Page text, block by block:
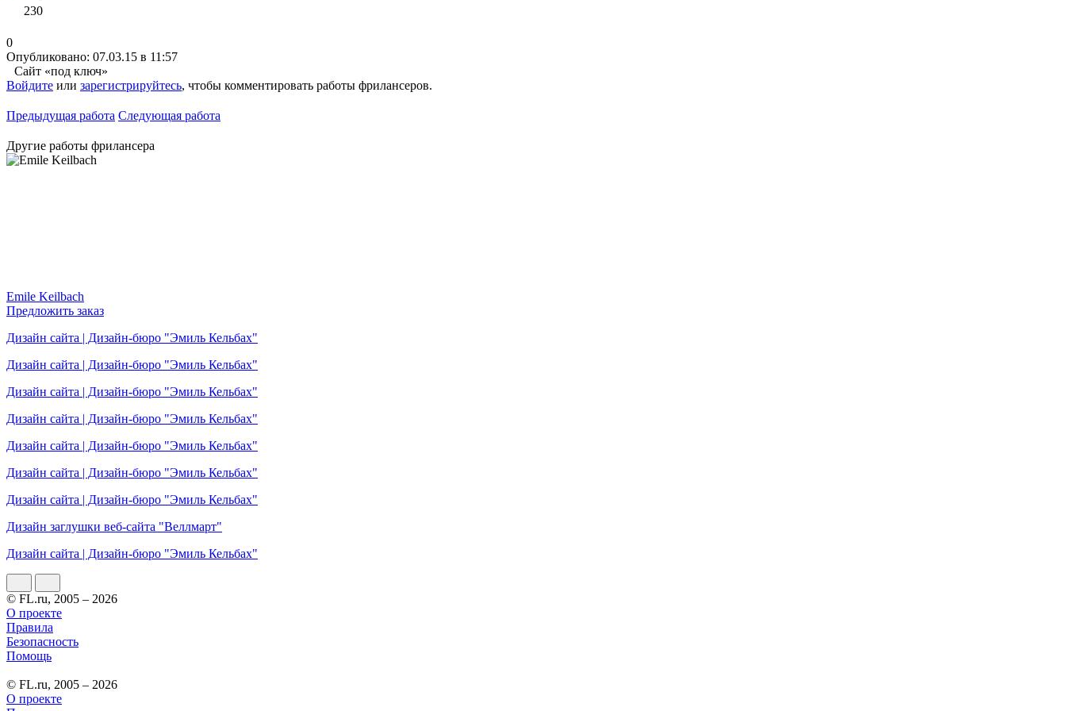
230
0
Опубликовано: 07.03.15 в 11:57
Сайт «под ключ»
Войдите или зарегистрируйтесь, чтобы комментировать работы фрилансеров.
Предыдущая работа Следующая работа
Другие работы фрилансера
Emile Keilbach
Предложить заказ
Дизайн сайта | Дизайн-бюро "Эмиль Кельбах"
Дизайн сайта | Дизайн-бюро "Эмиль Кельбах"
Дизайн сайта | Дизайн-бюро "Эмиль Кельбах"
Дизайн сайта | Дизайн-бюро "Эмиль Кельбах"
Дизайн сайта | Дизайн-бюро "Эмиль Кельбах"
Дизайн сайта | Дизайн-бюро "Эмиль Кельбах"
Дизайн сайта | Дизайн-бюро "Эмиль Кельбах"
Дизайн заглушки веб-сайта "Веллмарт"
Дизайн сайта | Дизайн-бюро "Эмиль Кельбах"
© FL.ru, 2005 – 2026
О проекте
Правила
Безопасность
Помощь
© FL.ru, 2005 – 2026
О проекте